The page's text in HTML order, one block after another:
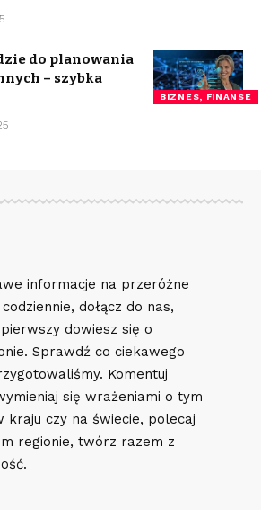
BIZNES, FINANSE
do planowania
– szybka
informacje na przeróżne
dołącz do nas,
dowiesz się o
Sprawdź co ciekawego
Komentuj
się wrażeniami o tym
kraju czy na świecie, polecaj
regionie, twórz razem z